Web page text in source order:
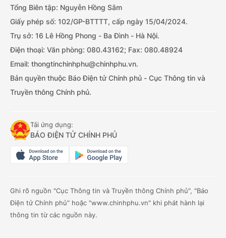
Tổng Biên tập: Nguyễn Hồng Sâm
Giấy phép số: 102/GP-BTTTT, cấp ngày 15/04/2024.
Trụ sở: 16 Lê Hồng Phong - Ba Đình - Hà Nội.
Điện thoại: Văn phòng: 080.43162; Fax: 080.48924
Email: thongtinchinhphu@chinhphu.vn.
Bản quyền thuộc Báo Điện tử Chính phủ - Cục Thông tin và
Truyền thông Chính phủ.
Tải ứng dụng:
BÁO ĐIỆN TỬ CHÍNH PHỦ
Ghi rõ nguồn "Cục Thông tin và Truyền thông Chính phủ", "Báo
Điện tử Chính phủ" hoặc "www.chinhphu.vn" khi phát hành lại
thông tin từ các nguồn này.